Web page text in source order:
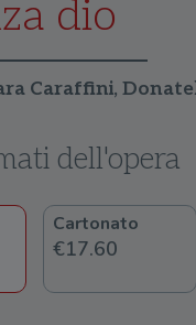
dio
Caraffini,
dell'opera
Cartonato
€17.60